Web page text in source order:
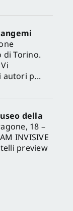
di Torino.
autori p...
della
18 –
INVISIVE
preview